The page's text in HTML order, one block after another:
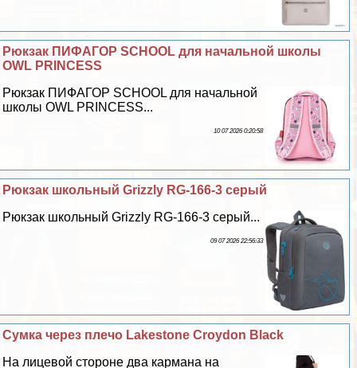
Рюкзак ПИФАГОР SCHOOL для начальной школы
OWL PRINCESS
Рюкзак ПИФАГОР SCHOOL для начальной
школы OWL PRINCESS...
10 07 2026 0:20:58
Рюкзак школьный Grizzly RG-166-3 серый
Рюкзак школьный Grizzly RG-166-3 серый...
09 07 2026 22:56:33
Сумка через плечо Lakestone Croydon Black
На лицевой стороне два кармана на